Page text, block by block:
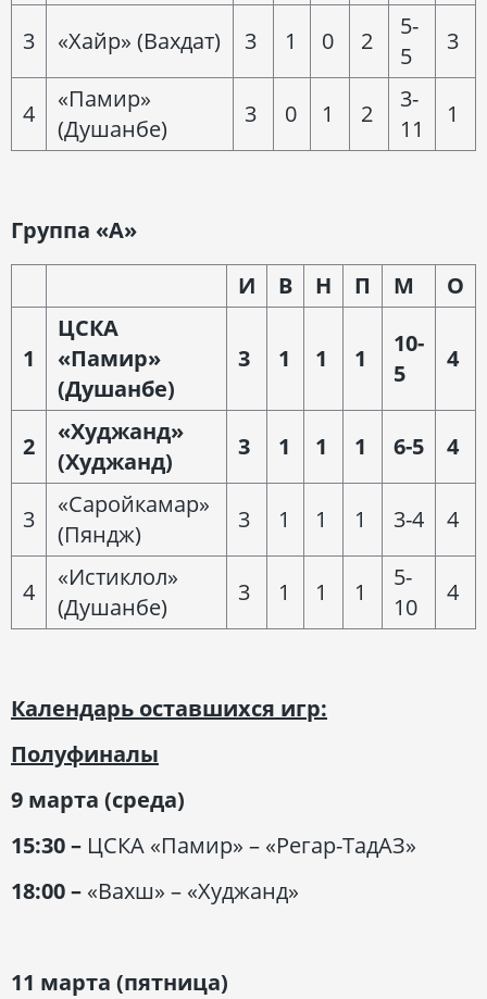
3 «Хайр» (Вахдат) 3 1 0 2
5-
5
3
4
«Памир»
(Душанбе)
3 0 1 2
3-
11
1
Группа «А»
И
В Н П М О
1
ЦСКА
«Памир»
(Душанбе)
3 1 1 1
10-
5
4
2
«Худжанд»
(Худжанд)
3 1 1 1 6-5 4
3
«Саройкамар»
(Пяндж)
3 1 1 1 3-4 4
4
«Истиклол»
(Душанбе)
3 1 1 1
5-
10
4
Календарь оставшихся игр:
Полуфиналы
9 марта (среда)
15:30 – ЦСКА «Памир» – «Регар-ТадАЗ»
18:00 – «Вахш» – «Худжанд»
11 марта (пятница)